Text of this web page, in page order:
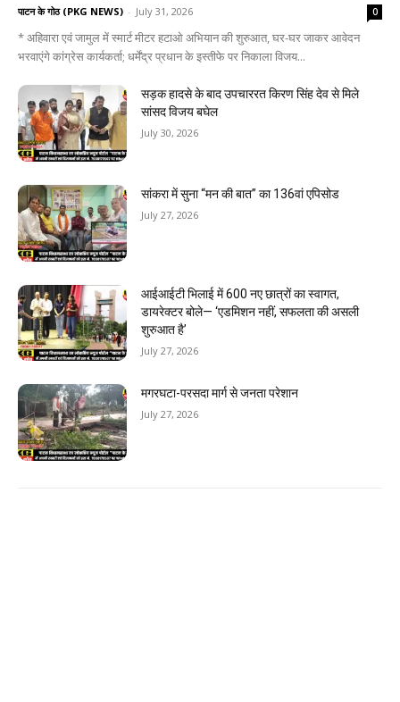
पाटन के गोठ (PKG NEWS) - July 31, 2026 0
* अहिवारा एवं जामुल में स्मार्ट मीटर हटाओ अभियान की शुरुआत, घर-घर जाकर आवेदन
भरवाएंगे कांग्रेस कार्यकर्ता; धर्मेंद्र प्रधान के इस्तीफे पर निकाला विजय...
सड़क हादसे के बाद उपचाररत किरण सिंह देव से मिले
सांसद विजय बघेल
July 30, 2026
सांकरा में सुना “मन की बात” का 136वां एपिसोड
July 27, 2026
आईआईटी भिलाई में 600 नए छात्रों का स्वागत,
डायरेक्टर बोले— ‘एडमिशन नहीं, सफलता की असली
शुरुआत है’
July 27, 2026
मगरघटा-परसदा मार्ग से जनता परेशान
July 27, 2026